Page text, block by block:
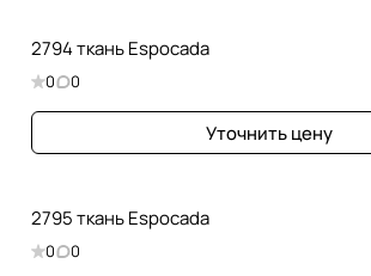
2794 ткань Espocada
0 0
Уточнить цену
2795 ткань Espocada
0 0